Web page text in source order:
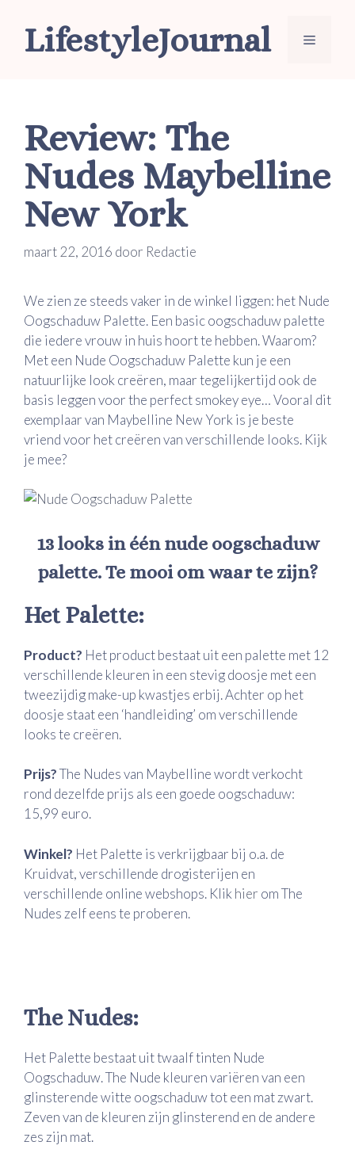
LifestyleJournal Menu
Review: The
Nudes Maybelline
New York
maart 22, 2016 door Redactie
We zien ze steeds vaker in de winkel liggen: het Nude
Oogschaduw Palette. Een basic oogschaduw palette
die iedere vrouw in huis hoort te hebben. Waarom?
Met een Nude Oogschaduw Palette kun je een
natuurlijke look creëren, maar tegelijkertijd ook de
basis leggen voor the perfect smokey eye… Vooral dit
exemplaar van Maybelline New York is je beste
vriend voor het creëren van verschillende looks. Kijk
je mee?
13 looks in één nude oogschaduw
palette. Te mooi om waar te zijn?
Het Palette:
Product? Het product bestaat uit een palette met 12
verschillende kleuren in een stevig doosje met een
tweezijdig make-up kwastjes erbij. Achter op het
doosje staat een ‘handleiding’ om verschillende
looks te creëren.
Prijs?The Nudes van Maybelline wordt verkocht
rond dezelfde prijs als een goede oogschaduw:
15,99 euro.
Winkel? Het Palette is verkrijgbaar bij o.a. de
Kruidvat, verschillende drogisterijen en
verschillende online webshops. Klik hier om The
Nudes zelf eens te proberen.
The Nudes:
Het Palette bestaat uit twaalf tinten Nude
Oogschaduw. The Nude kleuren variëren van een
glinsterende witte oogschaduw tot een mat zwart.
Zeven van de kleuren zijn glinsterend en de andere
zes zijn mat.